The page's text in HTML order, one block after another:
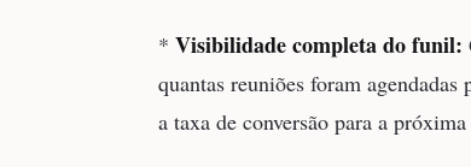
* Visibilidade completa do funil:
quantas reuniões foram
a taxa de conversão para a próxima